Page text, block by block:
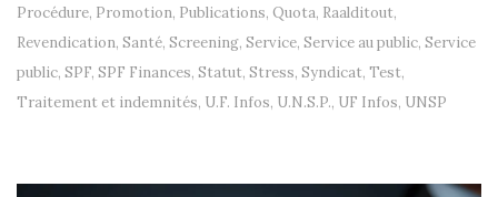
Procédure, Promotion, Publications, Quota, Raalditout,
Revendication, Santé, Screening, Service, Service au public, Service
public, SPF, SPF Finances, Statut, Stress, Syndicat, Test,
Traitement et indemnités, U.F. Infos, U.N.S.P., UF Infos, UNSP